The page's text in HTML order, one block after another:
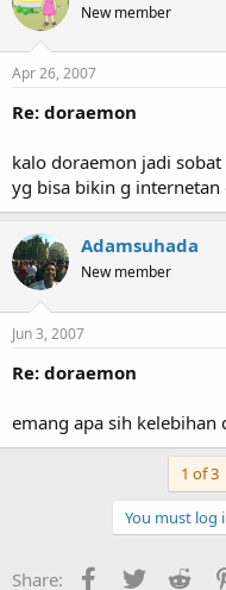
New member
Apr 26, 2007
Re: doraemon
kalo doraemon jadi
yg bisa bikin g
Adamsuhada
New member
Jun 3, 2007
Re: doraemon
emang apa sih kelebihan
1 of 3
You must log
Share: Facebook
Twitter